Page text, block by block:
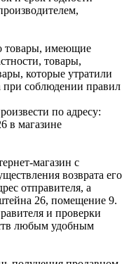
товары, имеющие
товары,
которые утратили
при соблюдении правил
по адресу:
в магазине
магазин с
возврата его
отправителя, а
26, помещение 9.
и проверки
любым удобным